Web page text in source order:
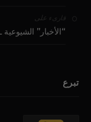
قارىء على
“الأخبار”
تبرع